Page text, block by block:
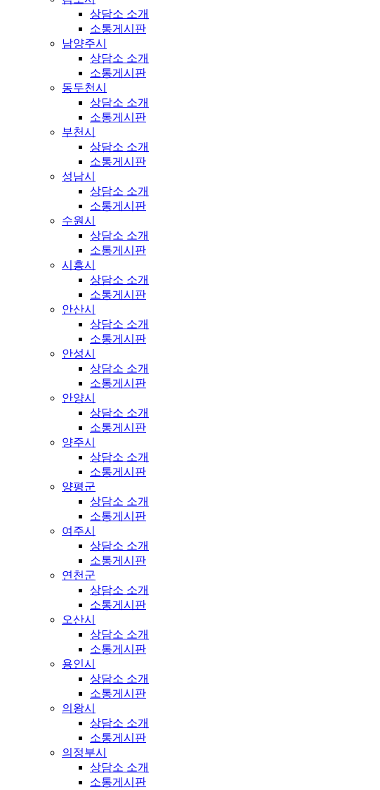
상담소 소개
소통게시판
남양주시
상담소 소개
소통게시판
동두천시
상담소 소개
소통게시판
부천시
상담소 소개
소통게시판
성남시
상담소 소개
소통게시판
수원시
상담소 소개
소통게시판
시흥시
상담소 소개
소통게시판
안산시
상담소 소개
소통게시판
안성시
상담소 소개
소통게시판
안양시
상담소 소개
소통게시판
양주시
상담소 소개
소통게시판
양평군
상담소 소개
소통게시판
여주시
상담소 소개
소통게시판
연천군
상담소 소개
소통게시판
오산시
상담소 소개
소통게시판
용인시
상담소 소개
소통게시판
의왕시
상담소 소개
소통게시판
의정부시
상담소 소개
소통게시판